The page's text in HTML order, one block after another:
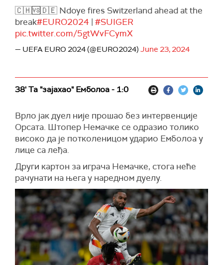
🇨🇭🆚🇩🇪 Ndoye fires Switzerland ahead at the
break#EURO2024 | #SUIGER
pic.twitter.com/5gtWvFCymX
— UEFA EURO 2024 (@EURO2024) June 23, 2024
38' Та "зајахао" Емболоа - 1:0
Врло јак дуел није прошао без интервенције
Орсата. Штопер Немачке се одразио толико
високо да је потколеницом ударио Емболоа у
лице са леђа.
Други картон за играча Немачке, стога неће
рачунати на њега у наредном дуелу.